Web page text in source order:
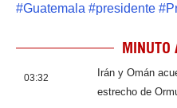
#Guatemala #presidente #
MINUTO
03:32
Irán y Omán
estrecho de